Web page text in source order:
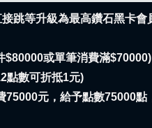
跳等升級為最高鑽石黑卡
$80000或單筆消費滿$70000)
點數可折抵1元)
75000元，給予點數75000點